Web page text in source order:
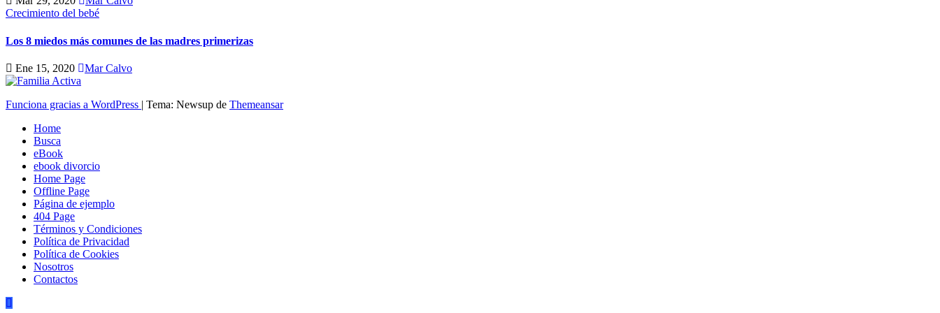
Crecimiento del bebé
Los 8 miedos más comunes de las madres primerizas
Ene 15, 2020 Mar Calvo
Funciona gracias a WordPress | Tema: Newsup de Themeansar
Home
Busca
eBook
ebook divorcio
Home Page
Offline Page
Página de ejemplo
404 Page
Términos y Condiciones
Política de Privacidad
Política de Cookies
Nosotros
Contactos